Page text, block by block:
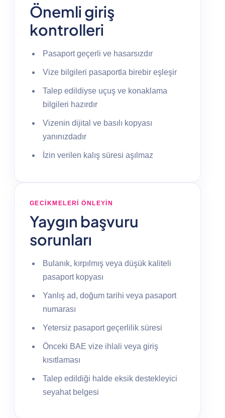
Önemli giriş
kontrolleri
Pasaport geçerli ve hasarsızdır
Vize bilgileri pasaportla birebir eşleşir
Talep edildiyse uçuş ve konaklama
bilgileri hazırdır
Vizenin dijital ve basılı kopyası
yanınızdadır
İzin verilen kalış süresi aşılmaz
GECIKMELERI ÖNLEYIN
Yaygın başvuru
sorunları
Bulanık, kırpılmış veya düşük kaliteli
pasaport kopyası
Yanlış ad, doğum tarihi veya pasaport
numarası
Yetersiz pasaport geçerlilik süresi
Önceki BAE vize ihlali veya giriş
kısıtlaması
Talep edildiği halde eksik destekleyici
seyahat belgesi